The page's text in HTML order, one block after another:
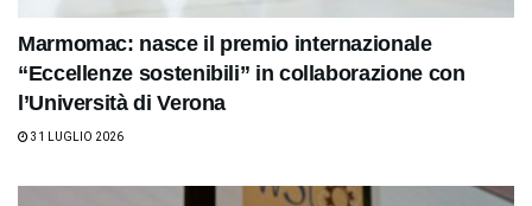
Marmomac: nasce il premio internazionale
“Eccellenze sostenibili” in collaborazione con
l’Università di Verona
31 LUGLIO 2026